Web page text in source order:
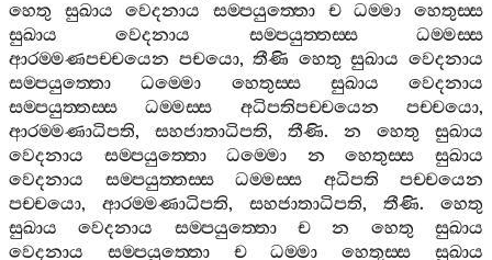
හෙතු
සුඛාය වෙදනාය සම‍්පයුත‍්තො ච ධම‍්මා
හෙතුස‍්ස
සුඛාය
වෙදනාය සම‍්පයුත‍්තස‍්ස
ධම‍්මස‍්ස
ආරම‍්මණපච‍්චයෙන පචයො,තීණි හෙතු සුඛාය වෙදනාය
සම‍්පයුත‍්තො
ධම‍්මො හෙතුස‍්ස සුඛාය
වෙදනාය
සම‍්පයුත‍්තස‍්ස
ධම‍්මස‍්ස අධිපතිපච‍්චයෙන පච‍්චයො,
ආරම‍්මණාධිපති, සහජාතාධිපති, තීණි. න හෙතු
සුඛාය
වෙදනාය
සම‍්පයුත‍්තො ධම‍්මො න හෙතුස‍්ස
සුඛාය
වෙදනාය
සම‍්පයුත‍්තස‍්ස ධම‍්මස‍්ස අධිපති
පච‍්චයෙන
පච‍්චයො, ආරම‍්මණාධිපති, සහජාතාධිපති, තීණි. හෙතු
සුඛාය
වෙදනාය සම‍්පයුත‍්තො ච න හෙතු
සුඛාය
වෙදනාය
සම‍්පයුත‍්තො ච ධම‍්මා හෙතුස‍්ස
සුඛාය